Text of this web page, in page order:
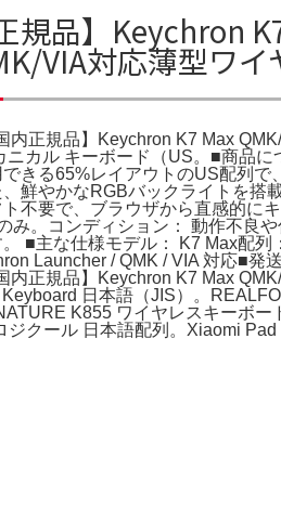
正規品】Keychron
VIA対応薄型ワ
内正規品】Keychron K7 Max
ニカル キーボード（US。■商品
きる65%レイアウトのUS配列
鮮やかなRGBバックライトを搭
不要で、ブラウザから直感的に
み。コンディション： 動作不良
■主な仕様モデル： K7 Max配
Launcher / QMK / VIA 対応■発
内正規品】Keychron K7 Max
日本語（JIS）。
K855 ワイヤレスキーボ
ジクール 日本語配列。Xiaomi